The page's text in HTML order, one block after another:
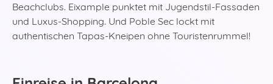
Beachclubs. Eixample punktet mit Jugendstil-Fassaden
und Luxus-Shopping. Und Poble Sec lockt mit
authentischen Tapas-Kneipen ohne Touristenrummel!